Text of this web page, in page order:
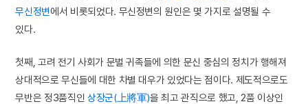
무신정변에서 비롯되었다. 무신정변의 원인은 몇 가지로 설명될 수
있다.
첫째, 고려 전기 사회가 문벌 귀족들에 의한 문신 중심의 정치가 행해져
상대적으로 무신들에 대한 차별 대우가 있었다는 점이다. 제도적으로도
무반은 정3품직인 상장군(上將軍)을 최고 관직으로 했고, 2품 이상인